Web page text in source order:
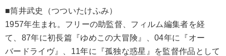
■筒井武史（つついたけふみ）
1957年生まれ。フリーの助監督、フィルム編集者を経
て、87年に初長篇『ゆめこの大冒険』、04年に『オー
バードライヴ』、11年に『孤独な惑星』を監督作品として